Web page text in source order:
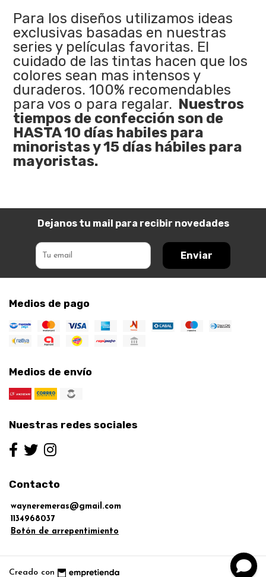
Para los diseños utilizamos ideas
exclusivas basadas en nuestras
series y películas favoritas. El
cuidado de las tintas hacen que los
colores sean mas intensos y
duraderos. 100% recomendables
para vos o para regalar. Nuestros
tiempos de confección son de
HASTA 10 días habiles para
minoristas y 15 días hábiles para
mayoristas.
Dejanos tu mail para recibir novedades
Enviar
Medios de pago
Medios de envío
Nuestras redes sociales
Contacto
wayneremeras@gmail.com
1134968037
Botón de arrepentimiento
Creado con